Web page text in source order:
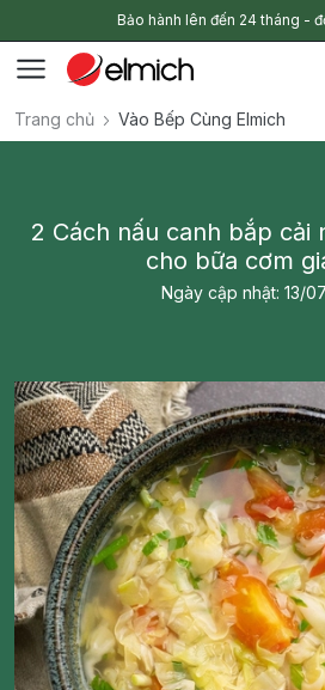
Bảo hành lên đến 24 tháng -
Trang chủ Vào Bếp Cùng Elmich
2 Cách nấu canh bắp cải
cho bữa cơm
Ngày cập nhật: 13/